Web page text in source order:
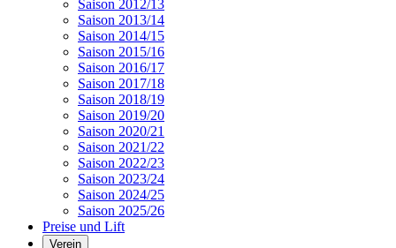
Saison 2012/13
Saison 2013/14
Saison 2014/15
Saison 2015/16
Saison 2016/17
Saison 2017/18
Saison 2018/19
Saison 2019/20
Saison 2020/21
Saison 2021/22
Saison 2022/23
Saison 2023/24
Saison 2024/25
Saison 2025/26
Preise und Lift
Verein